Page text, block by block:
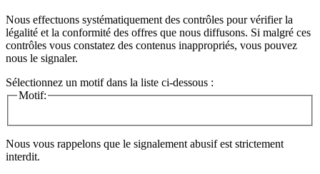
Nous effectuons systématiquement des contrôles pour vérifier la
légalité et la conformité des offres que nous diffusons. Si malgré ces
contrôles vous constatez des contenus inappropriés, vous pouvez
nous le signaler.
Sélectionnez un motif dans la liste ci-dessous :
Motif:
Nous vous rappelons que le signalement abusif est strictement
interdit.